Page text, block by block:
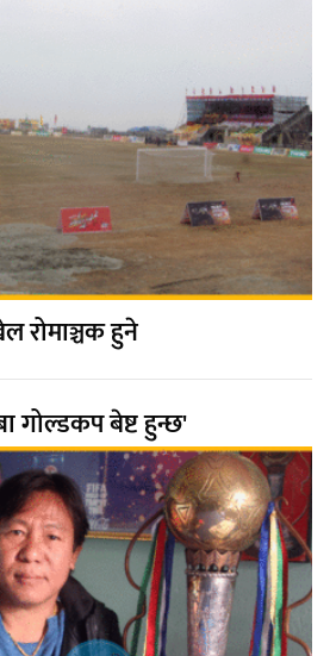
रोमाञ्चक हुने
गोल्डकप बेष्ट हुन्छ'